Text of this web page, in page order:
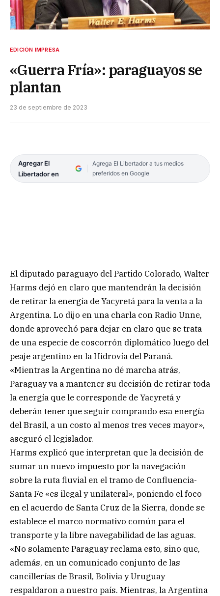
EDICIÓN IMPRESA
«Guerra Fría»: paraguayos se
plantan
23 de septiembre de 2023
Agregar El
Libertador en
Agrega El Libertador a tus medios
preferidos en Google
El diputado paraguayo del Partido Colorado, Walter
Harms dejó en claro que mantendrán la decisión
de retirar la energía de Yacyretá para la venta a la
Argentina. Lo dijo en una charla con Radio Unne,
donde aprovechó para dejar en claro que se trata
de una especie de coscorrón diplomático luego del
peaje argentino en la Hidrovía del Paraná.
«Mientras la Argentina no dé marcha atrás,
Paraguay va a mantener su decisión de retirar toda
la energía que le corresponde de Yacyretá y
deberán tener que seguir comprando esa energía
del Brasil, a un costo al menos tres veces mayor»,
aseguró el legislador.
Harms explicó que interpretan que la decisión de
sumar un nuevo impuesto por la navegación
sobre la ruta fluvial en el tramo de Confluencia-
Santa Fe «es ilegal y unilateral», poniendo el foco
en el acuerdo de Santa Cruz de la Sierra, donde se
establece el marco normativo común para el
transporte y la libre navegabilidad de las aguas.
«No solamente Paraguay reclama esto, sino que,
además, en un comunicado conjunto de las
cancillerías de Brasil, Bolivia y Uruguay
respaldaron a nuestro país. Mientras, la Argentina